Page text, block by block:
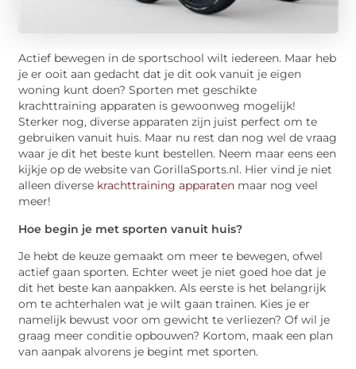
Actief bewegen in de sportschool wilt iedereen. Maar heb
je er ooit aan gedacht dat je dit ook vanuit je eigen
woning kunt doen? Sporten met geschikte
krachttraining apparaten is gewoonweg mogelijk!
Sterker nog, diverse apparaten zijn juist perfect om te
gebruiken vanuit huis. Maar nu rest dan nog wel de vraag
waar je dit het beste kunt bestellen. Neem maar eens een
kijkje op de website van GorillaSports.nl. Hier vind je niet
alleen diverse krachttraining apparaten maar nog veel
meer!
Hoe begin je met sporten vanuit huis?
Je hebt de keuze gemaakt om meer te bewegen, ofwel
actief gaan sporten. Echter weet je niet goed hoe dat je
dit het beste kan aanpakken. Als eerste is het belangrijk
om te achterhalen wat je wilt gaan trainen. Kies je er
namelijk bewust voor om gewicht te verliezen? Of wil je
graag meer conditie opbouwen? Kortom, maak een plan
van aanpak alvorens je begint met sporten.